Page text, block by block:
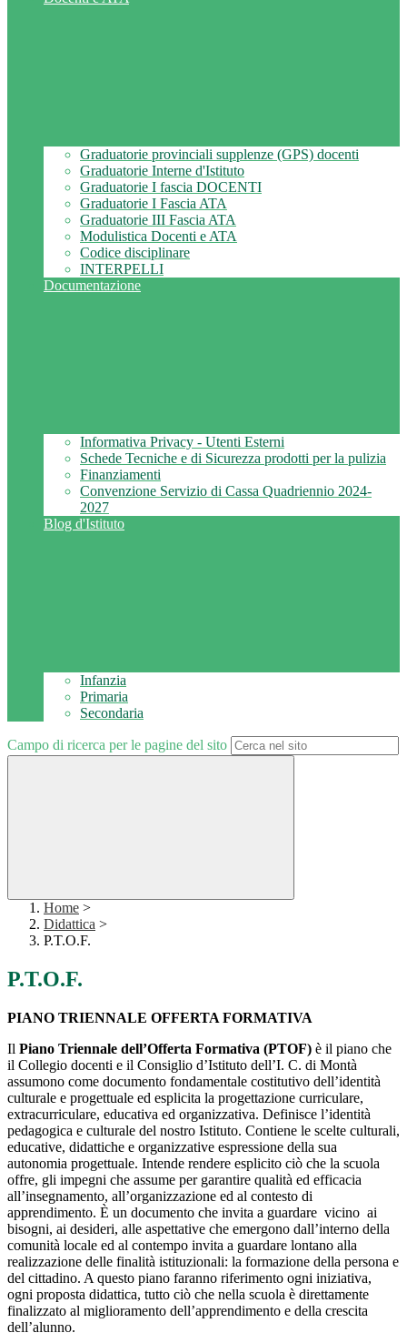
Graduatorie provinciali supplenze (GPS) docenti
Graduatorie Interne d'Istituto
Graduatorie I fascia DOCENTI
Graduatorie I Fascia ATA
Graduatorie III Fascia ATA
Modulistica Docenti e ATA
Codice disciplinare
INTERPELLI
Documentazione
Informativa Privacy - Utenti Esterni
Schede Tecniche e di Sicurezza prodotti per la pulizia
Finanziamenti
Convenzione Servizio di Cassa Quadriennio 2024-
2027
Blog d'Istituto
Infanzia
Primaria
Secondaria
Campo di ricerca per le pagine del sito
Home >
Didattica >
P.T.O.F.
P.T.O.F.
PIANO TRIENNALE OFFERTA FORMATIVA
Il Piano Triennale dell’Offerta Formativa (PTOF) è il piano che
il Collegio docenti e il Consiglio d’Istituto dell’I. C. di Montà
assumono come documento fondamentale costitutivo dell’identità
culturale e progettuale ed esplicita la progettazione curriculare,
extracurriculare, educativa ed organizzativa. Definisce l’identità
pedagogica e culturale del nostro Istituto. Contiene le scelte culturali,
educative, didattiche e organizzative espressione della sua
autonomia progettuale. Intende rendere esplicito ciò che la scuola
offre, gli impegni che assume per garantire qualità ed efficacia
all’insegnamento, all’organizzazione ed al contesto di
apprendimento. È un documento che invita a guardare vicino ai
bisogni, ai desideri, alle aspettative che emergono dall’interno della
comunità locale ed al contempo invita a guardare lontano alla
realizzazione delle finalità istituzionali: la formazione della persona e
del cittadino. A questo piano faranno riferimento ogni iniziativa,
ogni proposta didattica, tutto ciò che nella scuola è direttamente
finalizzato al miglioramento dell’apprendimento e della crescita
dell’alunno.